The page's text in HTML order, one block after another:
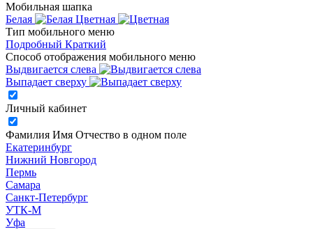
Мобильная шапка
Белая
Цветная
Тип мобильного меню
Подробный Краткий
Способ отображения мобильного меню
Выдвигается слева
Выпадает сверху
Личный кабинет
Фамилия Имя Отчество в одном поле
Екатеринбург
Нижний Новгород
Пермь
Самара
Санкт-Петербург
УТК-М
Уфа